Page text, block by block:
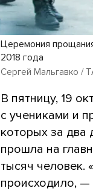
Церемония
2018 года
Сергей Мальгавко /
В пятницу, 19
с учениками и
которых за два
прошла на
тысяч человек.
происходило, —